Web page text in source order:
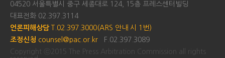
04520 서울특별시 중구 세종대로 124, 15층 프레스센터빌딩
대표전화 02.397.3114
언론피해상담 T.02.397.3000(ARS 안내 시 1번)
조정신청 counsel@pac.or.kr
F.02.397.3089
Copyright ⓒ2015 The Press Arbitration Commission all rights